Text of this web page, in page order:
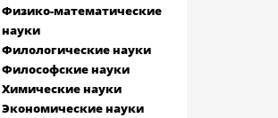
Физико-математические
науки
Филологические науки
Философские науки
Химические науки
Экономические науки